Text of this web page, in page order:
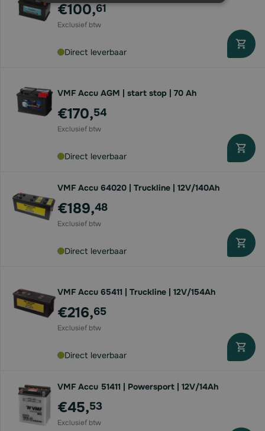
€100,61
Direct leverbaar
VMF Accu AGM | start stop | 70 Ah
€170,54
Direct leverbaar
VMF Accu 64020 | Truckline | 12V/140Ah
€189,48
Direct leverbaar
VMF Accu 65411 | Truckline | 12V/154Ah
€216,65
Direct leverbaar
VMF Accu 51411 | Powersport | 12V/14Ah
€45,53